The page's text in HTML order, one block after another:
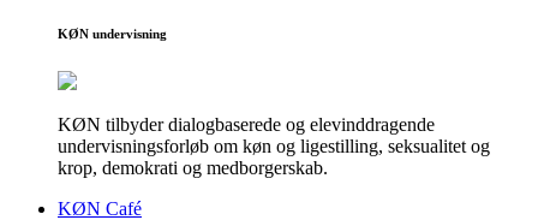
KØN undervisning
KØN tilbyder dialogbaserede og elevinddragende
undervisningsforløb om køn og ligestilling, seksualitet og
krop, demokrati og medborgerskab.
KØN Café